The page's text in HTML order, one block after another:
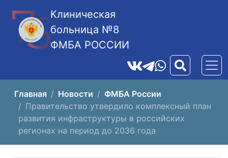
Клиническая
больница №8
ФМБА РОССИИ
Главная Новости
ФМБА России
Правительство утвердило комплексный план
развития инфраструктуры в российских
регионах на период до 2036 года